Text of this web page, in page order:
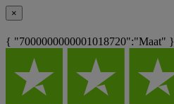
×
{ "7000000000001018720":"Maat" }